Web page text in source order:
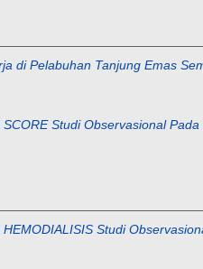
di Pelabuhan Tanjung Emas
Studi Observasional
Studi